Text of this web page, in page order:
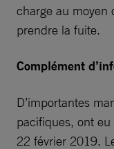
charge au moyen
prendre la fuite.
Complément
D’importantes
pacifiques, ont eu
22 février 2019.